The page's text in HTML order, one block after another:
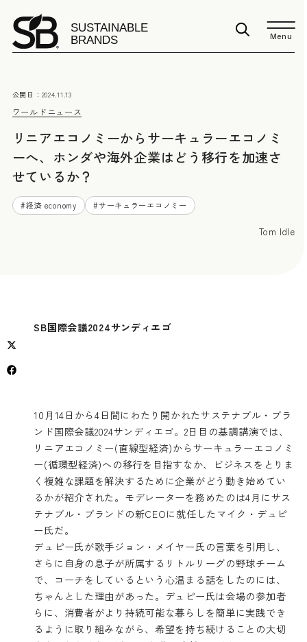
Menu
ワールドニュース
公開日： 2024.11.13
リニアエコノミーからサーキュラーエコノミ
ーへ、ホンダや海外企業はどう移行を加速さ
せているか？
#経済 economy #サーキュラーエコノミー
Tom Idle
SB国際会議2024サンディエゴ
10月14日から4日間にわたり開かれたサステナブル・ブラ
ンド国際会議2024サンディエゴ。2日目の基調講演では、
リニアエコノミー(直線型経済)からサーキュラーエコノミ
ー(循環型経済)への移行を目指すなか、ビジネスをとりま
く複雑な課題を解決するために企業がどう動き始めてい
るかが紹介された。モデレーターを務めたのは4月にサス
テナブル・ブランドの新CEOに就任したマイク・デュピ
ー氏だ。
デュピー氏が歌手ジョン・メイヤー氏の言葉を引用し、
さらに自身の息子が所属するリトルリーグの野球チーム
で、コーチをしているという心温まる話をしたのには、
ちゃんとした理由があった。デュピー氏は会場の参加者
らに、消費者がより持続可能な暮らしを簡単に実践でき
るように取り組みながら、希望を持ち続けることの大切